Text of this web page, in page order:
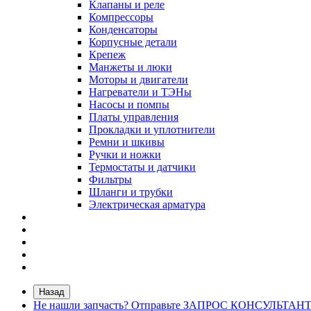
Клапаны и реле
Компрессоры
Конденсаторы
Корпусные детали
Крепеж
Манжеты и люки
Моторы и двигатели
Нагреватели и ТЭНы
Насосы и помпы
Платы управления
Прокладки и уплотнители
Ремни и шкивы
Ручки и ножки
Термостаты и датчики
Фильтры
Шланги и трубки
Электрическая арматура
Назад
Не нашли запчасть? Отправьте ЗАПРОС